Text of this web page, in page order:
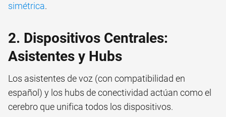
simétrica.
2. Dispositivos Centrales:
Asistentes y Hubs
Los asistentes de voz (con compatibilidad en
español) y los hubs de conectividad actúan como el
cerebro que unifica todos los dispositivos.